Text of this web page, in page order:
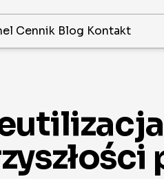
Cennik Blog Kontakt